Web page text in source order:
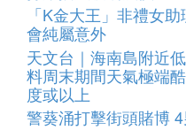
「K金大王」非禮女
會純屬意外
天文台｜海南島附近
料周末期間天氣極端
度或以上
警葵涌打擊街頭賭博